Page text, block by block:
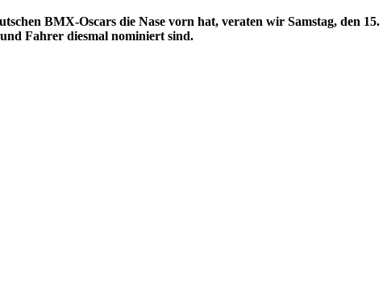
BMX-Oscars die Nase vorn hat, veraten wir Samstag, den 15.
Fahrer diesmal nominiert sind.